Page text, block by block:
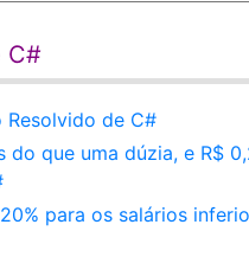
C#
de C#
que uma dúzia, e R$
para os salários